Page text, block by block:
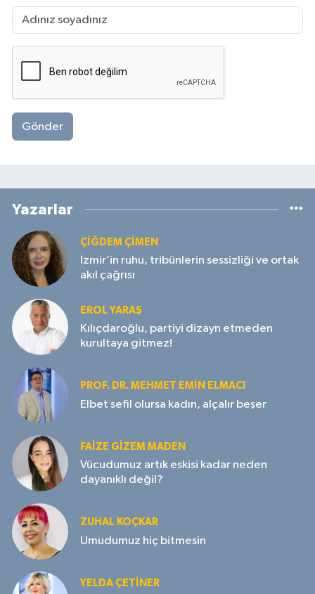
Gönder
Yazarlar
ÇIĞDEM ÇIMEN
İzmir’in ruhu, tribünlerin sessizliği ve ortak
akıl çağrısı
EROL YARAŞ
Kılıçdaroğlu, partiyi dizayn etmeden
kurultaya gitmez!
PROF. DR. MEHMET EMIN ELMACI
Elbet sefil olursa kadın, alçalır beşer
FAIZE GIZEM MADEN
Vücudumuz artık eskisi kadar neden
dayanıklı değil?
ZUHAL KOÇKAR
Umudumuz hiç bitmesin
YELDA ÇETİNER